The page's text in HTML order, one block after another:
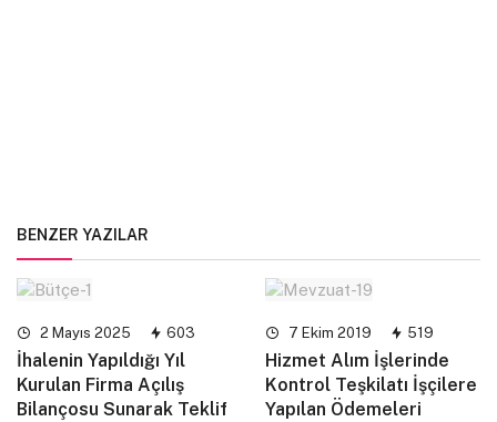
BENZER YAZILAR
2 Mayıs 2025 603
İhalenin Yapıldığı Yıl
Kurulan Firma Açılış
Bilançosu Sunarak Teklif
7 Ekim 2019 519
Hizmet Alım İşlerinde
Kontrol Teşkilatı İşçilere
Yapılan Ödemeleri